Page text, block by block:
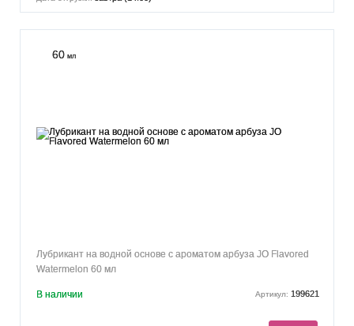
60 мл
Лубрикант на водной основе с ароматом арбуза JO Flavored
Watermelon 60 мл
В наличии Артикул: 199621